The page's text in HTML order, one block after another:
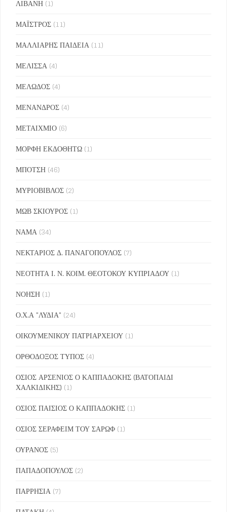
ΛΙΒΑΝΗ (1)
ΜΑΪΣΤΡΟΣ (11)
ΜΑΛΛΙΑΡΗΣ ΠΑΙΔΕΙΑ (11)
ΜΕΛΙΣΣΑ (4)
ΜΕΛΩΔΟΣ (4)
ΜΕΝΑΝΔΡΟΣ (4)
ΜΕΤΑΙΧΜΙΟ (6)
ΜΟΡΦΗ ΕΚΔΟΘΗΤΩ (1)
ΜΠΟΤΣΗ (46)
ΜΥΡΙΟΒΙΒΛΟΣ (2)
ΜΩΒ ΣΚΙΟΥΡΟΣ (1)
ΝΑΜΑ (34)
ΝΕΚΤΑΡΙΟΣ Δ. ΠΑΝΑΓΟΠΟΥΛΟΣ (7)
ΝΕΟΤΗΤΑ Ι. Ν. ΚΟΙΜ. ΘΕΟΤΟΚΟΥ ΚΥΠΡΙΑΔΟΥ (1)
ΝΟΗΣΗ (1)
Ο.Χ.Α "ΛΥΔΙΑ" (24)
ΟΙΚΟΥΜΕΝΙΚΟΥ ΠΑΤΡΙΑΡΧΕΙΟΥ (1)
ΟΡΘΟΔΟΞΟΣ ΤΥΠΟΣ (4)
ΟΣΙΟΣ ΑΡΣΕΝΙΟΣ Ο ΚΑΠΠΑΔΟΚΗΣ (ΒΑΤΟΠΑΙΔΙ
ΧΑΛΚΙΔΙΚΗΣ) (1)
ΟΣΙΟΣ ΠΑΙΣΙΟΣ Ο ΚΑΠΠΑΔΟΚΗΣ (1)
ΟΣΙΟΣ ΣΕΡΑΦΕΙΜ ΤΟΥ ΣΑΡΩΦ (1)
ΟΥΡΑΝΟΣ (5)
ΠΑΠΑΔΟΠΟΥΛΟΣ (2)
ΠΑΡΡΗΣΙΑ (7)